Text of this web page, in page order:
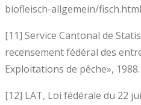
biofleisch-allgemein/
[11] Service Cantonal de
recensement fédéral des
Exploitations de pêche», 1988.
[12] LAT, Loi fédérale du 22